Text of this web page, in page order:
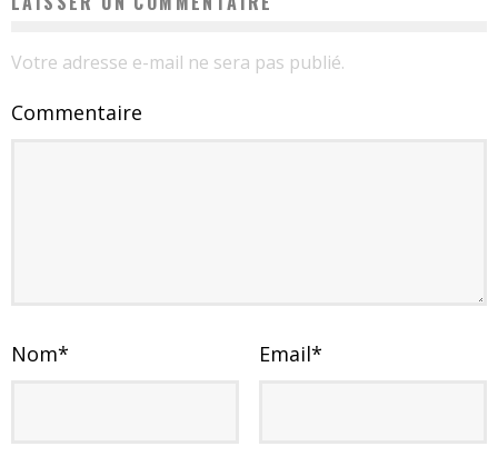
Votre adresse e-mail ne sera pas publié.
Commentaire
Nom* Email*